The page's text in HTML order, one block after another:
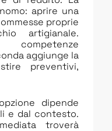
aprire una
proprie
artigianale.
competenze
aggiunge la
preventivi,
dipende
e dal contesto.
troverà